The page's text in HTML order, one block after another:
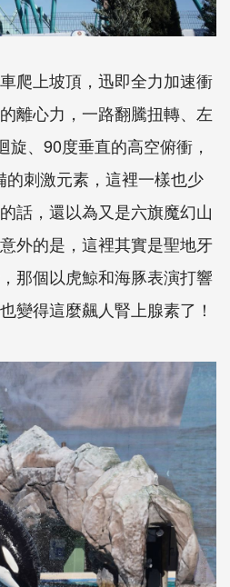
爬上坡頂，迅即全力加速衝
離心力，一路翻騰扭轉、左
、90度垂直的高空俯衝，
刺激元素，這裡一樣也少
話，還以為又是六旗魔幻山
外的是，這裡其實是聖地牙
那個以虎鯨和海豚表演打響
變得這麼飆人腎上腺素了！